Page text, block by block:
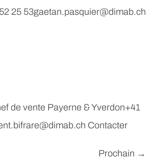
25 53gaetan.pasquier@dimab.ch
de vente Payerne & Yverdon+41
Contacter
Prochain →